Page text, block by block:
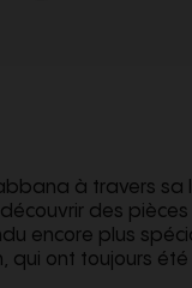
à travers sa
des pièces
encore plus
ont toujours